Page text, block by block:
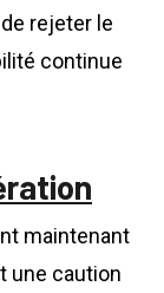
rejeter le
continue
maintenant
une caution